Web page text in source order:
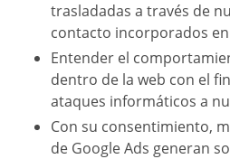
trasladadas a través de
contacto incorporados
Entender el
dentro de la web con el
ataques informáticos a
Con su consentimiento,
de Google Ads generan